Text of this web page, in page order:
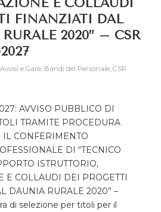
E COLLAUDI
FINANZIATI DAL
2020” – CSR
Avvisi e Gare, Bandi del Personale, CSR
AVVISO PUBBLICO DI
TRAMITE PROCEDURA
IL CONFERIMENTO
DI “TECNICO
ISTRUTTORIO,
E COLLAUDI DEI PROGETTI
DAUNIA RURALE 2020” –
di selezione per titoli per il